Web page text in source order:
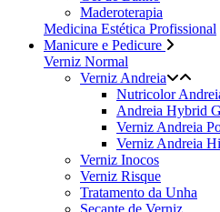
Maderoterapia
Medicina Estética Profissional
Manicure e Pedicure
Verniz Normal
Verniz Andreia
Nutricolor
Andreia Hybrid
Verniz Andreia
Verniz Andreia
Verniz Inocos
Verniz Risque
Tratamento da Unha
Secante de Verniz